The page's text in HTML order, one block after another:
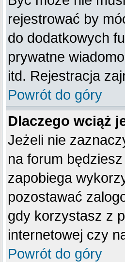
rejestrować by
do dodatkowych
prywatne
itd. Rejestracja
Powrót do góry
Dlaczego wciąż
Jeżeli nie
na forum
zapobiega
pozostawać
gdy korzystasz z
internetowej czy
Powrót do góry